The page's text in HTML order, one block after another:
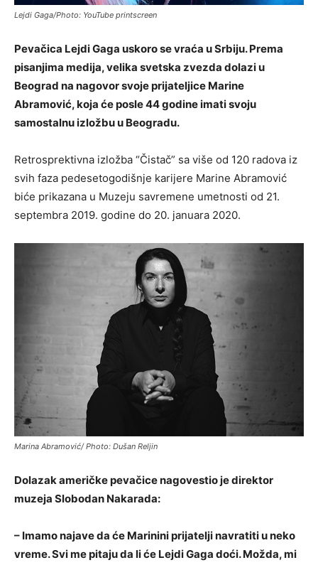
Lejdi Gaga/Photo: YouTube printscreen
Pevačica Lejdi Gaga uskoro se vraća u Srbiju. Prema
pisanjima medija, velika svetska zvezda dolazi u
Beograd na nagovor svoje prijateljice Marine
Abramović, koja će posle 44 godine imati svoju
samostalnu izložbu u Beogradu.
Retrosprektivna izložba “Čistač” sa više od 120 radova iz
svih faza pedesetogodišnje karijere Marine Abramović
biće prikazana u Muzeju savremene umetnosti od 21.
septembra 2019. godine do 20. januara 2020.
Marina Abramović/ Photo: Dušan Reljin
Dolazak američke pevačice nagovestio je direktor
muzeja Slobodan Nakarada:
– Imamo najave da će Marinini prijatelji navratiti u neko
vreme. Svi me pitaju da li će Lejdi Gaga doći. Možda, mi